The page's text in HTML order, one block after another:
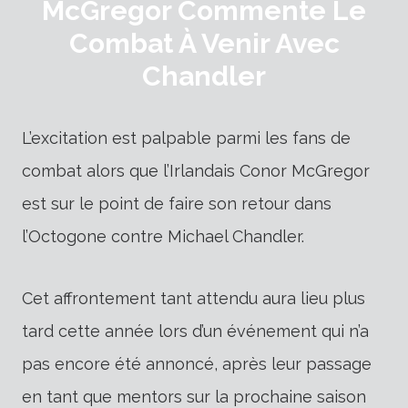
McGregor Commente Le
Combat À Venir Avec
Chandler
L’excitation est palpable parmi les fans de
combat alors que l’Irlandais Conor McGregor
est sur le point de faire son retour dans
l’Octogone contre Michael Chandler.
Cet affrontement tant attendu aura lieu plus
tard cette année lors d’un événement qui n’a
pas encore été annoncé, après leur passage
en tant que mentors sur la prochaine saison